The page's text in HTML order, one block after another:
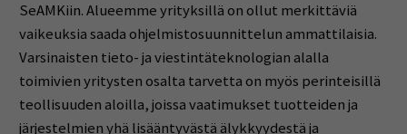
SeAMKiin. Alueemme yrityksillä on ollut merkittäviä
vaikeuksia saada ohjelmistosuunnittelun ammattilaisia.
Varsinaisten tieto- ja viestintäteknologian alalla
toimivien yritysten osalta tarvetta on myös perinteisillä
teollisuuden aloilla, joissa vaatimukset tuotteiden ja
järjestelmien yhä lisääntyvästä älykkyydestä ja